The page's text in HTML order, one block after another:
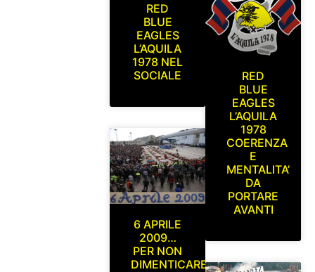
RED
BLUE
EAGLES
L’AQUILA
1978 NEL
SOCIALE
6 APRILE
2009…
PER NON
DIMENTICARE
RED
BLUE
EAGLES
L’AQUILA
1978
COERENZA
E
MENTALITA’
DA
PORTARE
AVANTI